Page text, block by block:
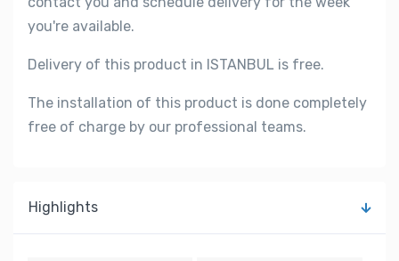
you're available.
Delivery of this product in ISTANBUL is free.
The installation of this product is done completely
free of charge by our professional teams.
Highlights